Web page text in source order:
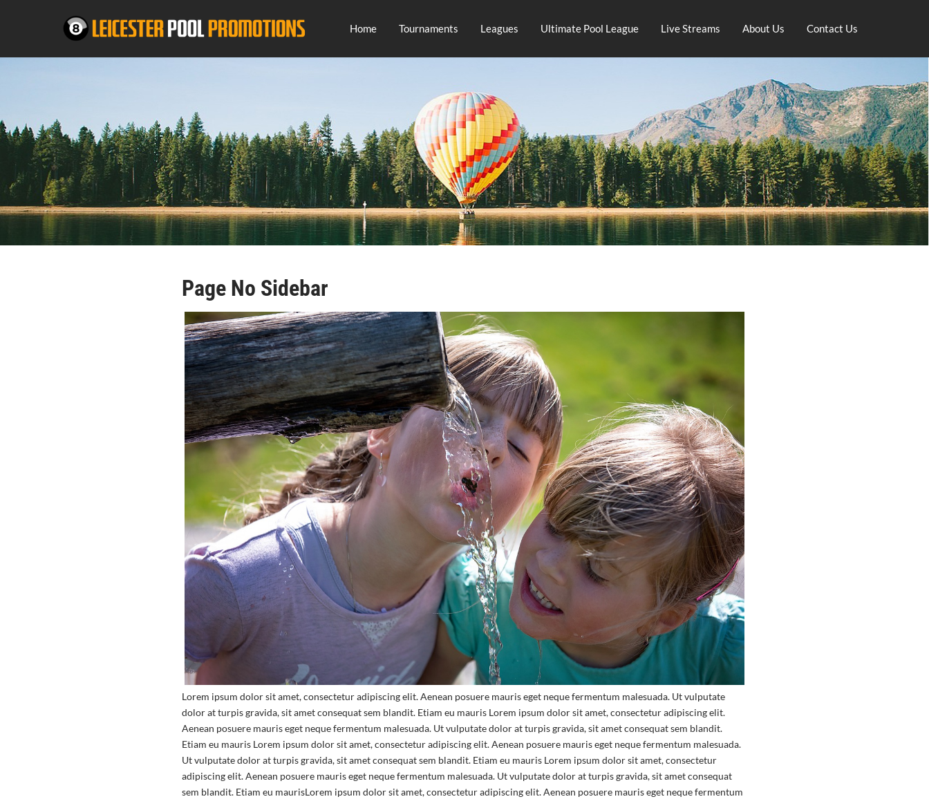
Home Tournaments Leagues Ultimate Pool League Live Streams About Us Contact Us
Page No Sidebar
Lorem ipsum dolor sit amet, consectetur adipiscing elit. Aenean posuere mauris eget neque fermentum malesuada. Ut vulputate
dolor at turpis gravida, sit amet consequat sem blandit. Etiam eu mauris Lorem ipsum dolor sit amet, consectetur adipiscing elit.
Aenean posuere mauris eget neque fermentum malesuada. Ut vulputate dolor at turpis gravida, sit amet consequat sem blandit.
Etiam eu mauris Lorem ipsum dolor sit amet, consectetur adipiscing elit. Aenean posuere mauris eget neque fermentum malesuada.
Ut vulputate dolor at turpis gravida, sit amet consequat sem blandit. Etiam eu mauris Lorem ipsum dolor sit amet, consectetur
adipiscing elit. Aenean posuere mauris eget neque fermentum malesuada. Ut vulputate dolor at turpis gravida, sit amet consequat
sem blandit. Etiam eu maurisLorem ipsum dolor sit amet, consectetur adipiscing elit. Aenean posuere mauris eget neque fermentum